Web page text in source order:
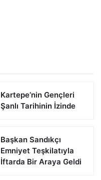
Kartepe’nin Gençleri
Şanlı Tarihinin İzinde
Başkan Sandıkçı
Emniyet Teşkilatıyla
İftarda Bir Araya Geldi